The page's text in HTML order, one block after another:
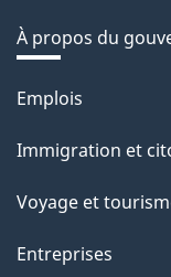
À propos du
Thèmes
sujets
Emplois
Immigration et
Voyage et
Entreprises